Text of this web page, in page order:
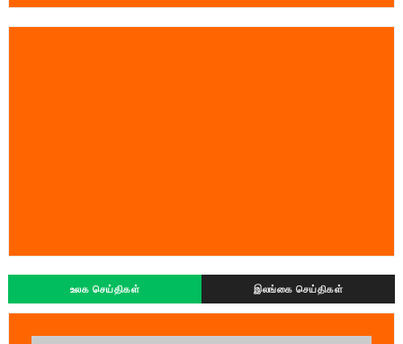
உலக செய்திகள் இலங்கை செய்திகள்